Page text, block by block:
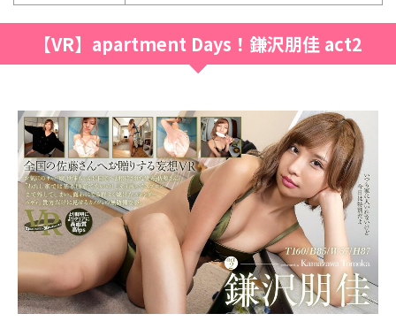
【VR】apartment Days！鎌沢朋佳 act2